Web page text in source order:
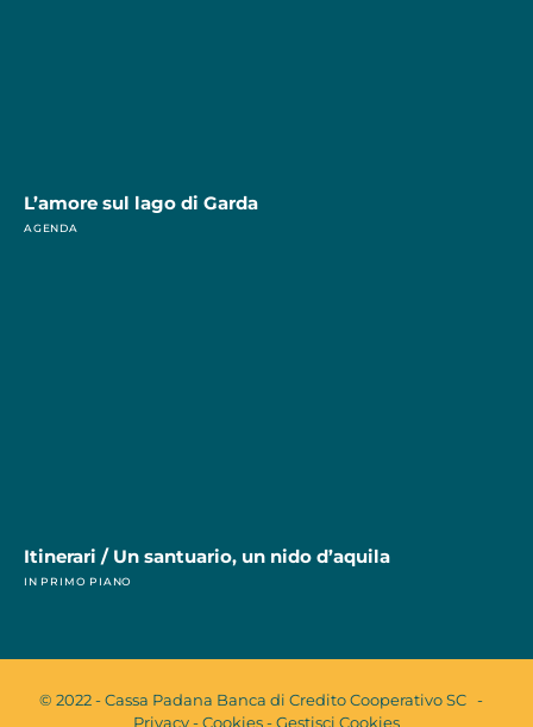
L’amore sul lago di Garda
AGENDA
Itinerari / Un santuario, un nido d’aquila
IN PRIMO PIANO
© 2022 - Cassa Padana Banca di Credito Cooperativo SC -
Privacy-Cookies-Gestisci Cookies